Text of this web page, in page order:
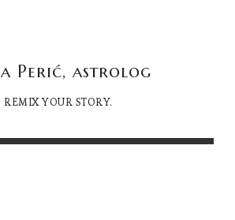
Perić, astrolog
REMIX YOUR STORY.